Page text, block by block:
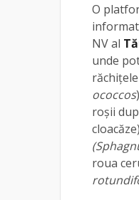
O
NV al
unde
ococcos
roşii
roua